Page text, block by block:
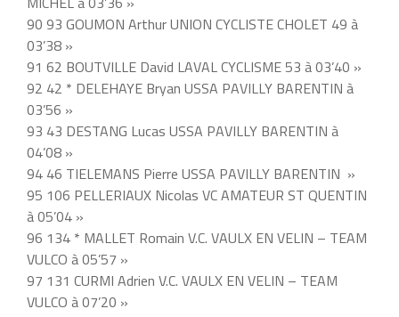
90 93 GOUMON Arthur UNION CYCLISTE CHOLET 49 à
03’38 »
91 62 BOUTVILLE David LAVAL CYCLISME 53 à 03’40 »
92 42 * DELEHAYE Bryan USSA PAVILLY BARENTIN à
03’56 »
93 43 DESTANG Lucas USSA PAVILLY BARENTIN à
04’08 »
94 46 TIELEMANS Pierre USSA PAVILLY BARENTIN »
95 106 PELLERIAUX Nicolas VC AMATEUR ST QUENTIN
à 05’04 »
96 134 * MALLET Romain V.C. VAULX EN VELIN – TEAM
VULCO à 05’57 »
97 131 CURMI Adrien V.C. VAULX EN VELIN – TEAM
VULCO à 07’20 »